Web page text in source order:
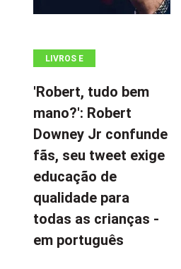
LIVROS E
'Robert, tudo bem
mano?': Robert
Downey Jr confunde
fãs, seu tweet exige
educação de
qualidade para
todas as crianças -
em português